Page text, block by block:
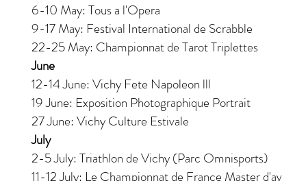
6-10 May: Tous a l'Opera
9-17 May: Festival International de Scrabble
22-25 May: Championnat de Tarot Triplettes
June
12-14 June: Vichy Fete Napoleon lll
19 June: Exposition Photographique Portrait
27 June: Vichy Culture Estivale
July
2-5 July: Triathlon de Vichy (Parc Omnisports)
11-12 July: Le Championnat de France Master